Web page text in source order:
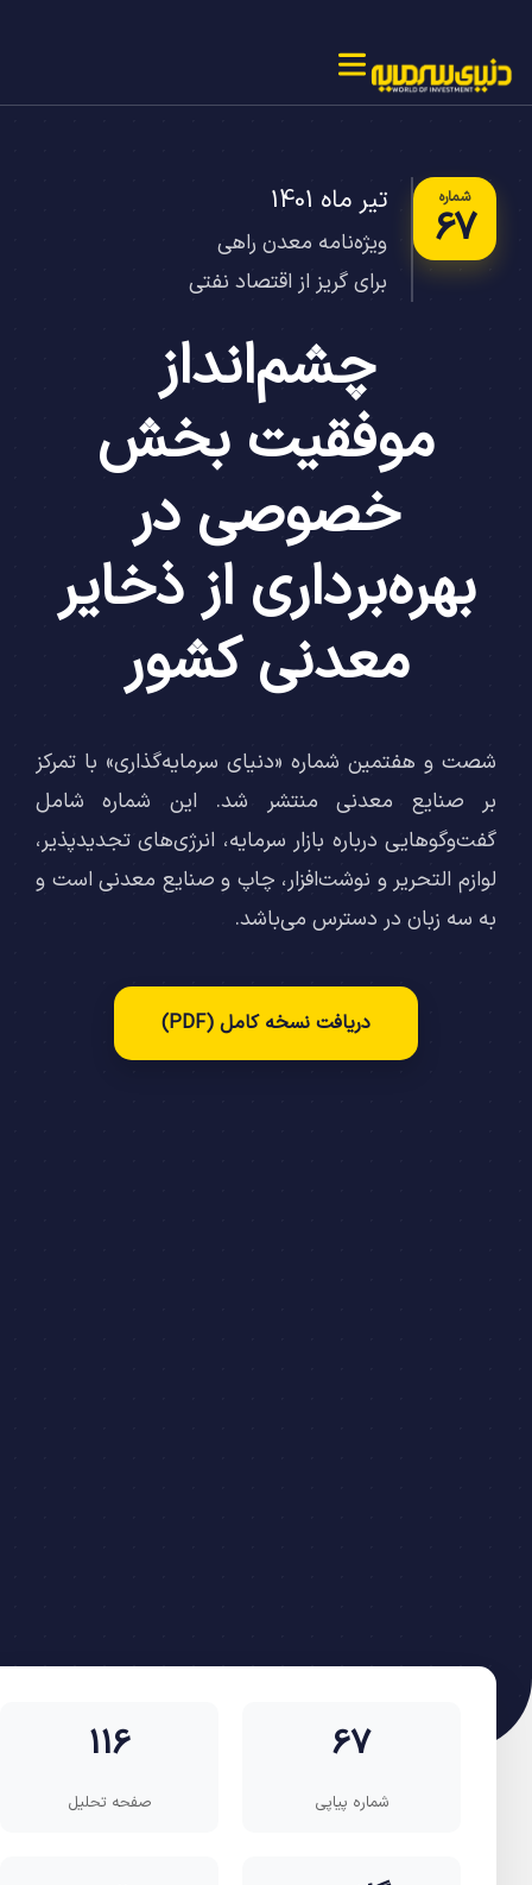
شماره
67
تیر ماه 1401
ویژه‌نامه معدن راهی
برای گریز از اقتصاد نفتی
چشم‌انداز
موفقیت بخش
خصوصی در
بهره‌برداری از ذخایر
معدنی کشور
شصت و هفتمین شماره «دنیای سرمایه‌گذاری» با تمرکز
بر صنایع معدنی منتشر شد. این شماره شامل
گفت‌وگوهایی درباره بازار سرمایه، انرژی‌های تجدیدپذیر،
لوازم التحریر و نوشت‌افزار، چاپ و صنایع معدنی است و
به سه زبان در دسترس می‌باشد.
دریافت نسخه کامل (PDF)
67
شماره پیاپی
116
صفحه تحلیل